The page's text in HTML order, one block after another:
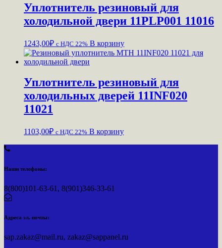
Уплотнитель резиновый для
холодильной двери 11PLP001 11016
1243,00₽ c НДС 22% В корзину
Уплотнитель резиновый для
холодильных дверей 11INF020
11021
1103,00₽ c НДС 22% В корзину
Наши телефоны:
8(800)101-63-61, 8(901)346-33-61
Адреса эл. почты:
sap.zakaz@mail.ru, zakaz@sappanel.ru